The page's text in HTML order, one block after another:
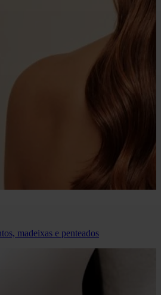
madeixas e penteados